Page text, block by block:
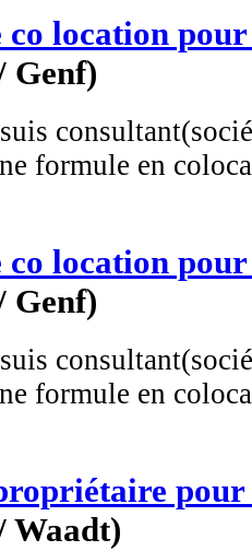
co location
Genf)
formule en
co location
Genf)
formule en
Waadt)